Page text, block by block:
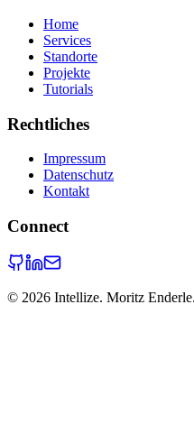
Home
Services
Standorte
Projekte
Tutorials
Rechtliches
Impressum
Datenschutz
Kontakt
Connect
© 2026 Intellize. Moritz